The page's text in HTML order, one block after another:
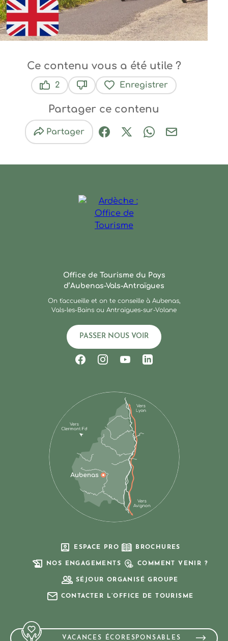
Ce contenu vous a été utile ?
2
Enregistrer
Partager ce contenu
Partager
Partager sur Facebook
Partager sur X / Twitter
Partager sur
Partager par
Office de Tourisme du Pays
d’Aubenas-Vals-Antraïgues
On t'accueille et on te conseille à Aubenas,
Vals-les-Bains ou Antraigues-sur-Volane
PASSER NOUS VOIR
Suivez-nous sur Facebook
Suivez-nous sur Instagram
Suivez-nous sur
Suivez-nous sur
ESPACE PRO BROCHURES
NOS ENGAGEMENTS COMMENT VENIR ?
SÉJOUR ORGANISÉ GROUPE
CONTACTER L’OFFICE DE TOURISME
VACANCES ÉCORESPONSABLES